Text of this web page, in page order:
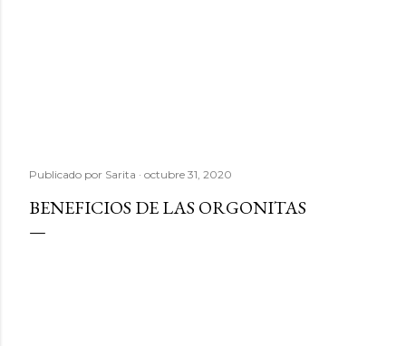
Publicado por Sarita octubre 31, 2020
BENEFICIOS DE LAS ORGONITAS